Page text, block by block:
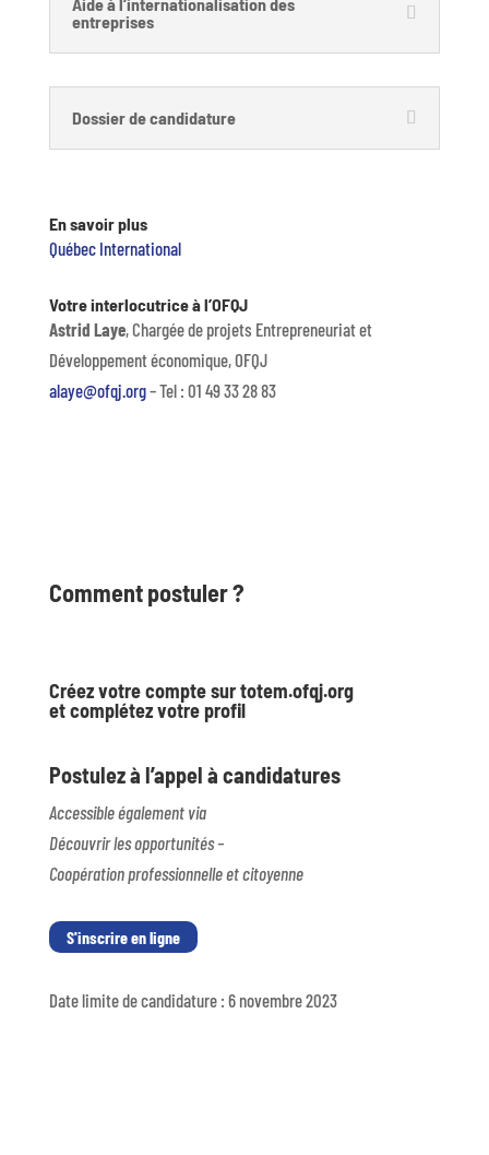
entreprises
Dossier de candidature
En savoir plus
Québec International
Votre interlocutrice à l’OFQJ
Astrid Laye, Chargée de projets Entrepreneuriat et
Développement économique, OFQJ
alaye@ofqj.org– Tel : 01 49 33 28 83
Comment postuler ?
Créez votre compte sur totem.ofqj.org
et complétez votre profil
Postulez à l’appel à candidatures
Accessible également via
Découvrir les opportunités –
Coopération professionnelle et citoyenne
S'inscrire en ligne
Date limite de candidature : 6 novembre 2023